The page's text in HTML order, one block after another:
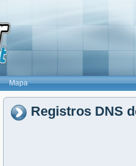
Mapa
Registros DNS